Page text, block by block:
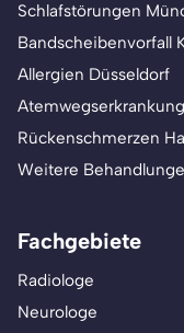
Schlafstörungen
Bandscheibenvorfall
Allergien Düsseldorf
Rückenschmerzen
Weitere
Fachgebiete
Radiologe
Neurologe